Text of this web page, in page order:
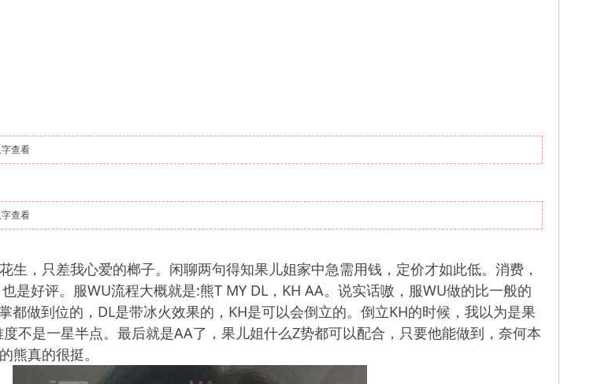
查看
查看
，只差我心爱的榔子。闲聊两句得知果儿姐家中急需用钱，定价才如此低。消费，
是好评。服WU流程大概就是:熊T MY DL，KH AA。说实话嗷，服WU做的比一般的
做到位的，DL是带冰火效果的，KH是可以会倒立的。倒立KH的时候，我以为是果
不是一星半点。最后就是AA了，果儿姐什么Z势都可以配合，只要他能做到，奈何本
熊真的很挺。